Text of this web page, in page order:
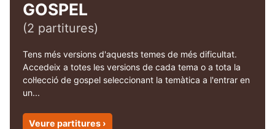
GOSPEL
(2 partitures)
Tens més versions d'aquests temes de més dificultat.
Accedeix a totes les versions de cada tema o a tota la
col·lecció de gospel seleccionant la temàtica a l'entrar en
un...
Veure partitures ›